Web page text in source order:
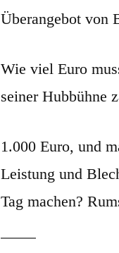
Überangebot von
Wie viel Euro
seiner Hubbühne
1.000 Euro, und
Leistung und
Tag machen?